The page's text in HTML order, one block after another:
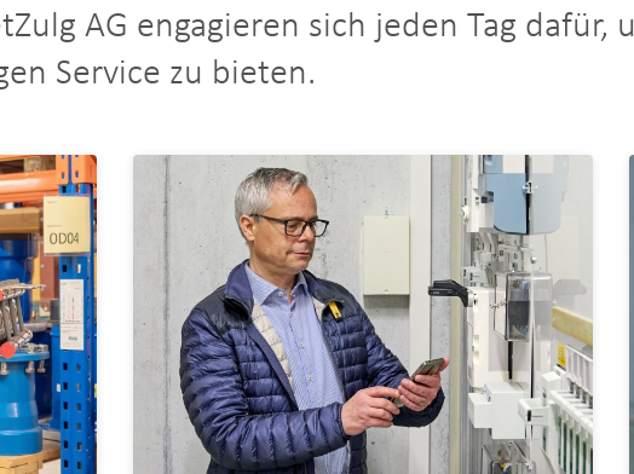
AG engagieren sich jeden Tag dafür,
Service zu bieten.